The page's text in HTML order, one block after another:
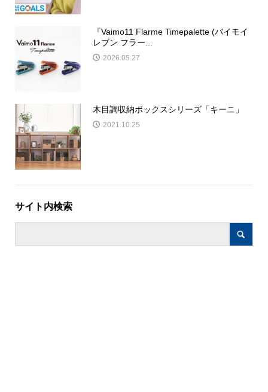
『Vaimo11 Flarme Timepalette (バイモイ
レブン フラー...
2026.05.27
木目調収納ボックスシリーズ「キーニ」
2021.10.25
サイト内検索